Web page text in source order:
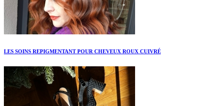
LES SOINS REPIGMENTANT POUR CHEVEUX ROUX CUIVRÉ